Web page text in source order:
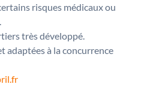
risques médicaux ou
très développé.
adaptées à la concurrence